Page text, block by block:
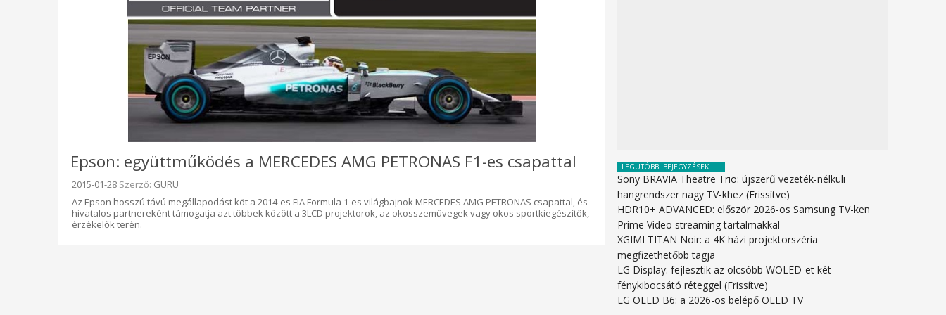
Epson: együttműködés a MERCEDES AMG PETRONAS F1-es csapattal
Beküldve:
2015-01-28 Szerző: GURU
Az Epson hosszú távú megállapodást köt a 2014-es FIA Formula 1-es világbajnok MERCEDES AMG PETRONAS csapattal, és
hivatalos partnereként támogatja azt többek között a 3LCD projektorok, az okosszemüvegek vagy okos sportkiegészítők,
érzékelők terén.
LEGUTÓBBI BEJEGYZÉSEK
Sony BRAVIA Theatre Trio: újszerű vezeték-nélküli
hangrendszer nagy TV-khez (Frissítve)
HDR10+ ADVANCED: először 2026-os Samsung TV-ken
Prime Video streaming tartalmakkal
XGIMI TITAN Noir: a 4K házi projektorszéria
megfizethetőbb tagja
LG Display: fejlesztik az olcsóbb WOLED-et két
fénykibocsátó réteggel (Frissítve)
LG OLED B6: a 2026-os belépő OLED TV